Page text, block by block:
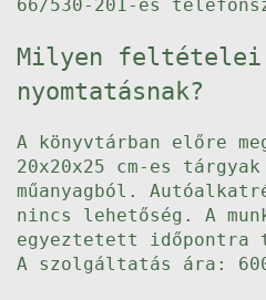
66/530-201-es
Milyen feltételei
nyomtatásnak?
A könyvtárban előre
20x20x25 cm-es
műanyagból.
nincs lehetőség. A
egyeztetett
A szolgáltatás ára: